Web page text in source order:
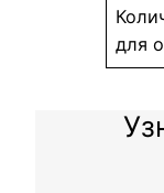
для